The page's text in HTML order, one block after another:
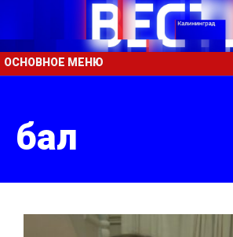
ОСНОВНОЕ МЕНЮ
бал